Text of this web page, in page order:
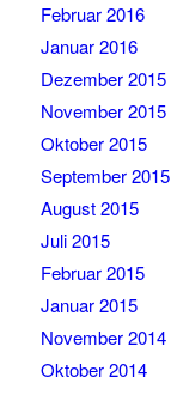
Februar 2016
Januar 2016
Dezember 2015
November 2015
Oktober 2015
September 2015
August 2015
Juli 2015
Februar 2015
Januar 2015
November 2014
Oktober 2014